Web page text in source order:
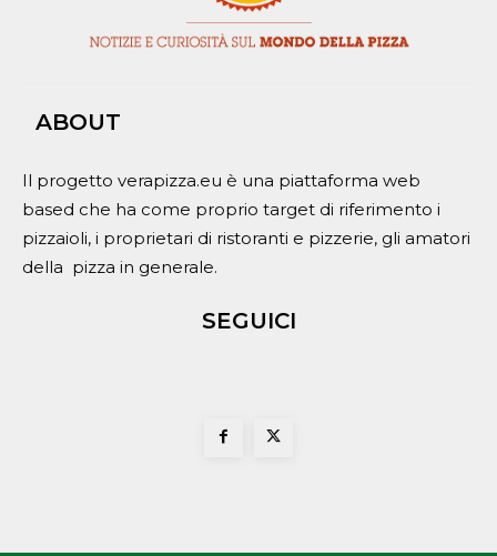
ABOUT
Il progetto verapizza.eu è una piattaforma web
based che ha come proprio target di riferimento i
pizzaioli, i proprietari di ristoranti e pizzerie, gli amatori
della pizza in generale.
SEGUICI